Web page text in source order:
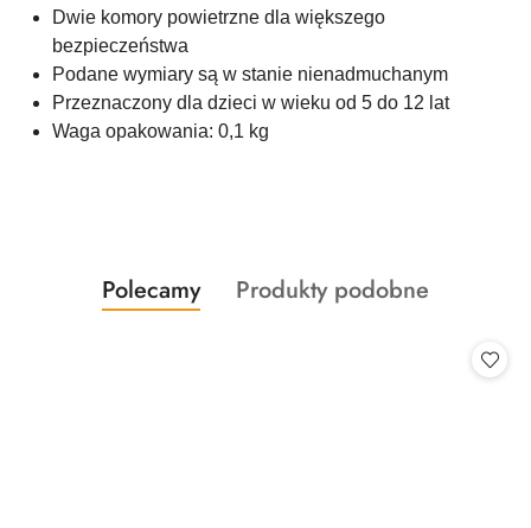
Dwie komory powietrzne dla większego
bezpieczeństwa
Podane wymiary są w stanie nienadmuchanym
Przeznaczony dla dzieci w wieku od 5 do 12 lat
Waga opakowania: 0,1 kg
Pomiń karuzelę produktów
Produkty
o
Polecamy
Produkty
Produkty podobne